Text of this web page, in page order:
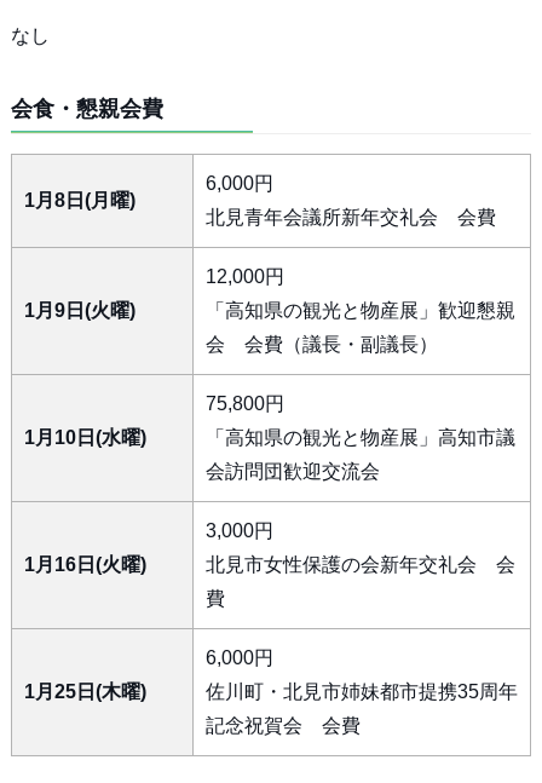
なし
会食・懇親会費
1月8日(月曜)
6,000円
北見青年会議所新年交礼会 会費
1月9日(火曜)
12,000円
「高知県の観光と物産展」歓迎懇親
会 会費（議長・副議長）
1月10日(水曜)
75,800円
「高知県の観光と物産展」高知市議
会訪問団歓迎交流会
1月16日(火曜)
3,000円
北見市女性保護の会新年交礼会 会
費
1月25日(木曜)
6,000円
佐川町・北見市姉妹都市提携35周年
記念祝賀会 会費